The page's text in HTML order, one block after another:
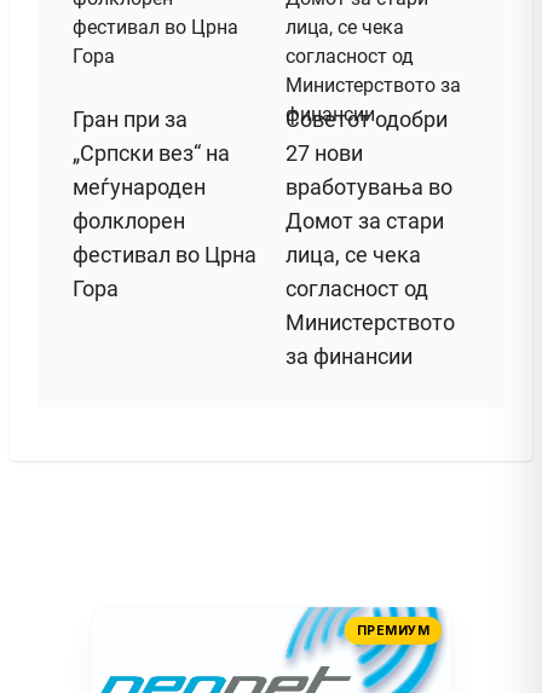
Гран при за
„Српски вез“ на
меѓународен
фолклорен
фестивал во Црна
Гора
Советот одобри
27 нови
вработувања во
Домот за стари
лица, се чека
согласност од
Министерството
за финансии
ПРЕМИУМ